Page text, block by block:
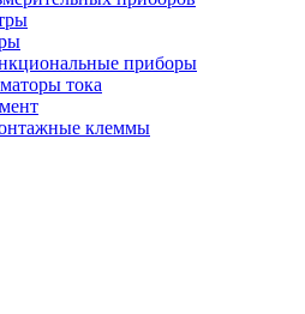
приборы
тока
клеммы